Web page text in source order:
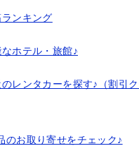
ンキング
ホテル・旅館♪
レンタカーを探す♪（割引
のお取り寄せをチェック♪